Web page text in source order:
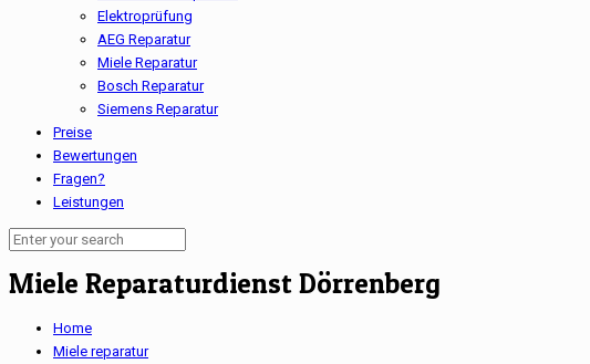
Elektroprüfung
AEG Reparatur
Miele Reparatur
Bosch Reparatur
Siemens Reparatur
Preise
Bewertungen
Fragen?
Leistungen
Miele Reparaturdienst Dörrenberg
Home
Miele reparatur